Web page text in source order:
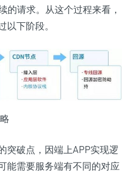
的请求。从这个过程来看，
下阶段。
突破点，因端上APP实现逻
能需要服务端有不同的对应